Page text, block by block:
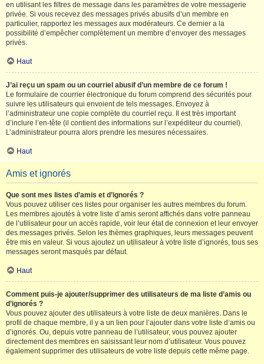
en utilisant les filtres de message dans les paramètres de votre messagerie
privée. Si vous recevez des messages privés abusifs d’un membre en
particulier, rapportez les messages aux modérateurs. Ce dernier a la
possibilité d’empêcher complètement un membre d’envoyer des messages
privés.
Haut
J’ai reçu un spam ou un courriel abusif d’un membre de ce forum !
Le formulaire de courrier électronique du forum comprend des sécurités pour
suivre les utilisateurs qui envoient de tels messages. Envoyez à
l’administrateur une copie complète du courriel reçu. Il est très important
d’inclure l’en-tête (il contient des informations sur l’expéditeur du courriel).
L’administrateur pourra alors prendre les mesures nécessaires.
Haut
Amis et ignorés
Que sont mes listes d’amis et d’ignorés ?
Vous pouvez utiliser ces listes pour organiser les autres membres du forum.
Les membres ajoutés à votre liste d’amis seront affichés dans votre panneau
de l’utilisateur pour un accès rapide, voir leur état de connexion et leur envoyer
des messages privés. Selon les thèmes graphiques, leurs messages peuvent
être mis en valeur. Si vous ajoutez un utilisateur à votre liste d’ignorés, tous ses
messages seront masqués par défaut.
Haut
Comment puis-je ajouter/supprimer des utilisateurs de ma liste d’amis ou
d’ignorés ?
Vous pouvez ajouter des utilisateurs à votre liste de deux manières. Dans le
profil de chaque membre, il y a un lien pour l’ajouter dans votre liste d’amis ou
d’ignorés. Ou, depuis votre panneau de l’utilisateur, vous pouvez ajouter
directement des membres en saisissant leur nom d’utilisateur. Vous pouvez
également supprimer des utilisateurs de votre liste depuis cette même page.